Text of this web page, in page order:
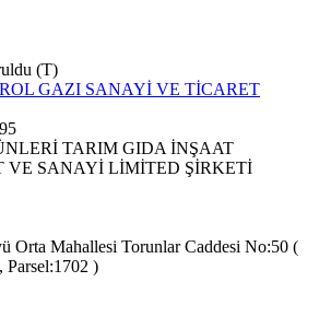
(T)
GAZI SANAYİ VE TİCARET
TARIM GIDA İNŞAAT
VE SANAYİ LİMİTED ŞİRKETİ
Orta Mahallesi Torunlar Caddesi No:50 (
Parsel:1702 )